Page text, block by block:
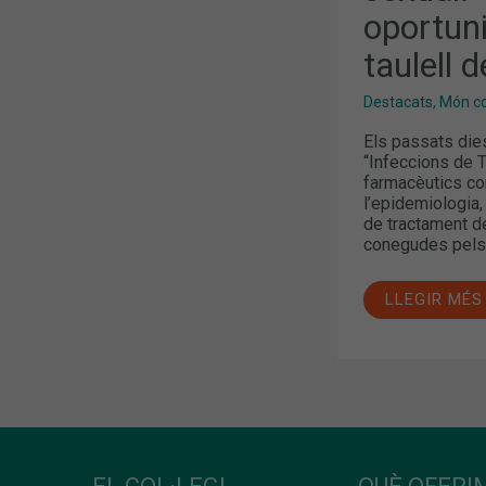
taulell
Destacats, Món
Els passats
“Infeccions de
farmacèutics
de tractament
conegudes
TAULELL
DE
LA
FARMÀCIA”
LLEGIR MÉS